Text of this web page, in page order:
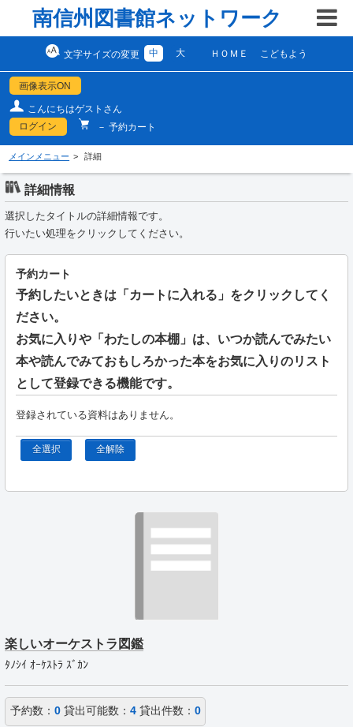
南信州図書館ネットワーク
文字サイズの変更 中 大 ＨＯＭＥ こどもよう
画像表示ON
こんにちはゲストさん
ログイン
－ 予約カート
メインメニュー 詳細
詳細情報
選択したタイトルの詳細情報です。
行いたい処理をクリックしてください。
予約カート
予約したいときは「カートに入れる」をクリックしてく
ださい。
お気に入りや「わたしの本棚」は、いつか読んでみたい
本や読んでみておもしろかった本をお気に入りのリスト
として登録できる機能です。
登録されている資料はありません。
全選択 全解除
楽しいオーケストラ図鑑
ﾀﾉｼｲ ｵｰｹｽﾄﾗ ｽﾞｶﾝ
予約数： 0貸出可能数： 4貸出件数： 0